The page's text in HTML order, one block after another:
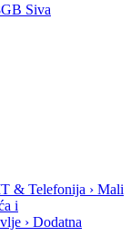
Siva
& Telefonija › Mali
i
› Dodatna